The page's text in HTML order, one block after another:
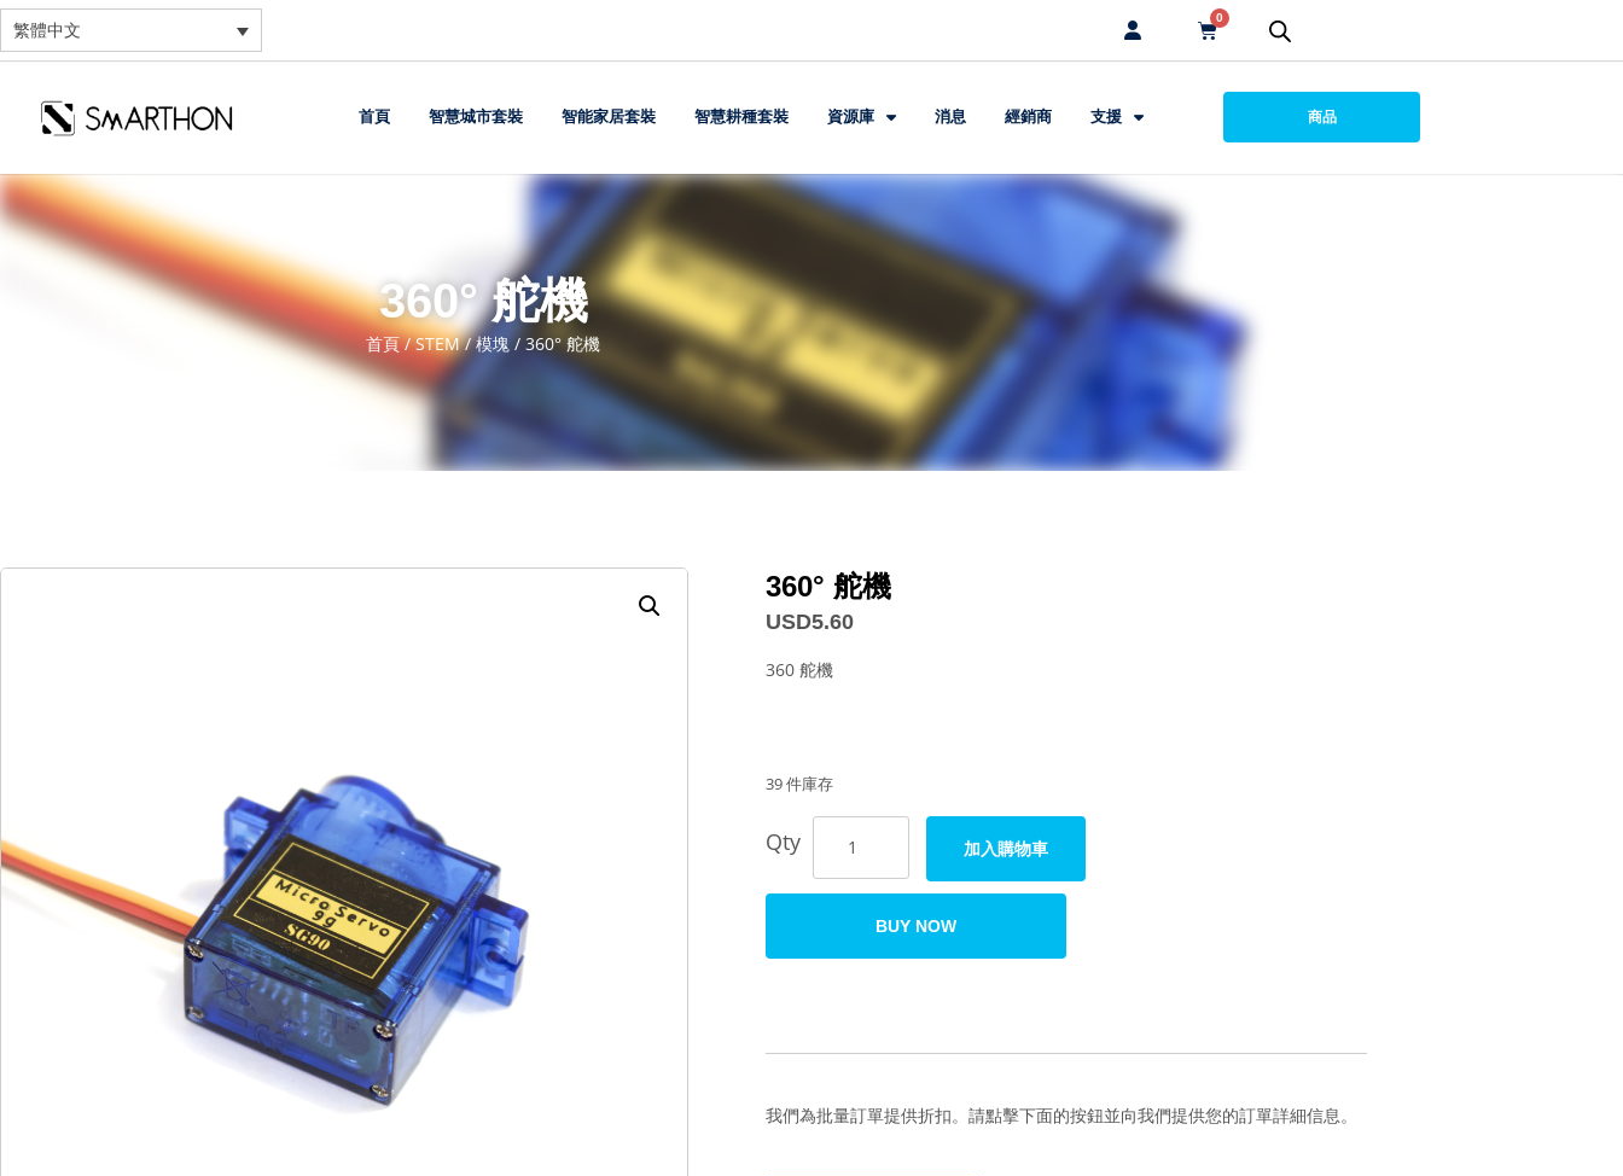
繁體中文
0
首頁 智慧城市套裝 智能家居套裝 智慧耕種套裝 資源庫 消息 經銷商 支援 商品
360° 舵機
首頁/STEM/模塊/ 360° 舵機
360° 舵機
USD5.60
360 舵機
39 件庫存
Qty 加入購物車
BUY NOW
我們為批量訂單提供折扣。請點擊下面的按鈕並向我們提供您的訂單詳細信息。